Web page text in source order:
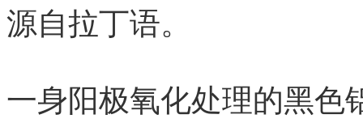
源自拉丁语。
一身阳极氧化处理的黑色